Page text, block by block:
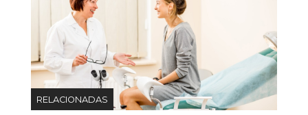
RELACIONADAS